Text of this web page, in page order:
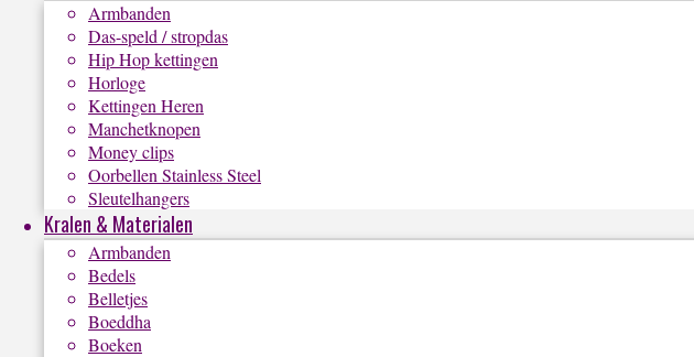
Armbanden
Das-speld / stropdas
Hip Hop kettingen
Horloge
Kettingen Heren
Manchetknopen
Money clips
Oorbellen Stainless Steel
Sleutelhangers
Kralen & Materialen
Armbanden
Bedels
Belletjes
Boeddha
Boeken